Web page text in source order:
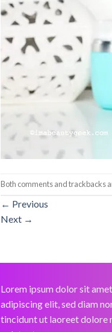
Both comments and trackbacks
← Previous
Next →
Lorem ipsum dolor sit
adipiscing elit, sed diam
tincidunt ut laoreet dolore